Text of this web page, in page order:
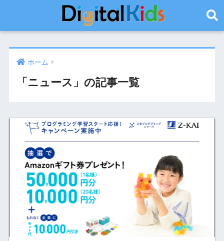
ホーム
「ニュース」の記事一覧